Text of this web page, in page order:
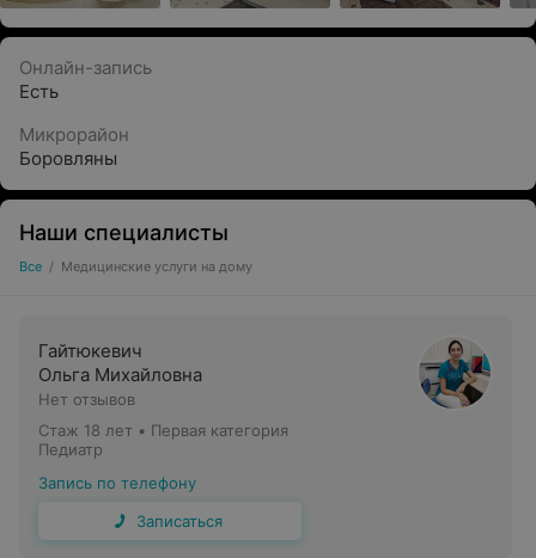
Онлайн-запись
Есть
Микрорайон
Боровляны
Наши специалисты
Все / Медицинские услуги на дому
Гайтюкевич
Ольга Михайловна
Нет отзывов
Стаж 18 лет • Первая категория
Педиатр
Запись по телефону
Записаться